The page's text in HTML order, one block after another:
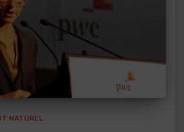
NATUREL